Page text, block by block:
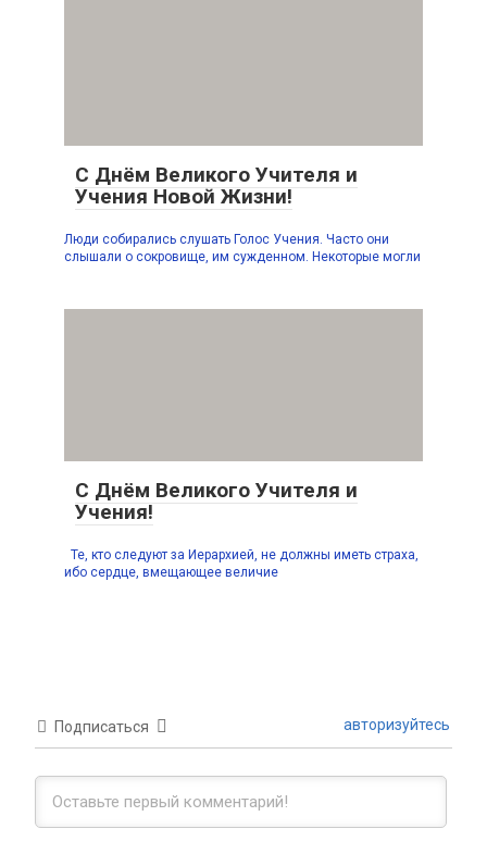
С Днём Великого Учителя и
Учения Новой Жизни!
Люди собирались слушать Голос Учения. Часто они
слышали о сокровище, им сужденном. Некоторые могли
С Днём Великого Учителя и
Учения!
Те, кто следуют за Иерархией, не должны иметь страха,
ибо сердце, вмещающее величие
Подписаться авторизуйтесь